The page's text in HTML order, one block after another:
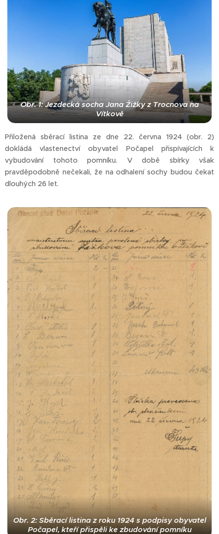
Obr. 1: Jezdecká socha Jana Žižky z Trocnova na
Vítkově
Přiložená sběrací listina ze dne 22. června 1924 (obr. 2)
dokládá vlastenectví obyvatel Počapel přispívajících k
vybudování tohoto pomníku. V době sbírky však
pravděpodobně nečekali, že na odhalení sochy budou čekat
dlouhých 26 let.
Obr. 2: Sběrací listina z roku 1924 s podpisy obyvatel
Počapel, kteří přispěli ke zbudování pomníku